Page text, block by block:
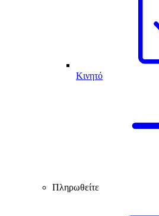
Κινητό
Πληρωθείτε